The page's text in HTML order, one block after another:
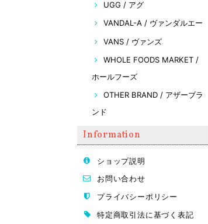
UGG / アグ
VANDAL-A / ヴァンダルエー
VANS / ヴァンズ
WHOLE FOODS MARKET /
ホールフーズ
OTHER BRAND / アザーブラ
ンド
Information
ショップ説明
お問い合わせ
プライバシーポリシー
特定商取引法に基づく表記